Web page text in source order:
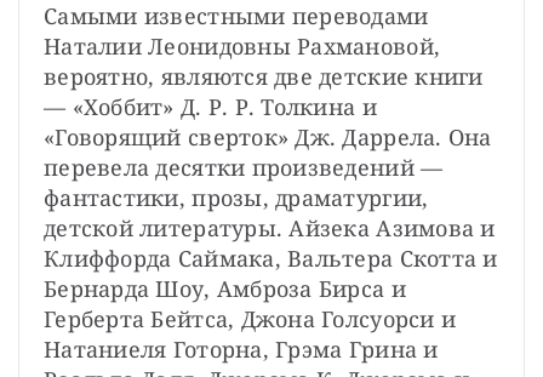
Самыми известными переводами
Наталии Леонидовны Рахмановой,
вероятно, являются две детские книги
— «Хоббит» Д. Р. Р. Толкина и
«Говорящий сверток» Дж. Даррела. Она
перевела десятки произведений —
фантастики, прозы, драматургии,
детской литературы. Айзека Азимова и
Клиффорда Саймака, Вальтера Скотта и
Бернарда Шоу, Амброза Бирса и
Герберта Бейтса, Джона Голсуорси и
Натаниеля Готорна, Грэма Грина и